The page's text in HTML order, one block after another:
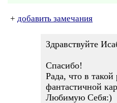
+ добавить замечания
Здравствуйте
Спасибо!
Рада, что в
фантастичной
Любимую Себя:)